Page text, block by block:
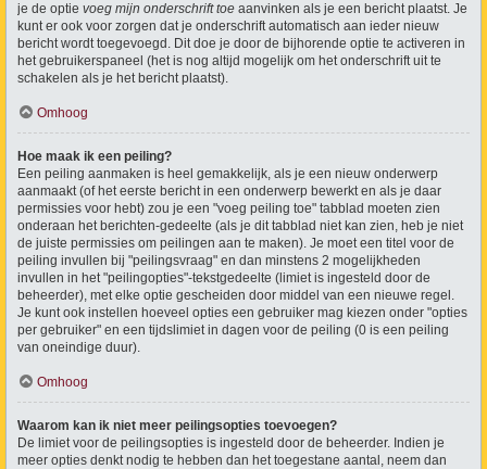
je de optie voeg mijn onderschrift toe aanvinken als je een bericht plaatst. Je
kunt er ook voor zorgen dat je onderschrift automatisch aan ieder nieuw
bericht wordt toegevoegd. Dit doe je door de bijhorende optie te activeren in
het gebruikerspaneel (het is nog altijd mogelijk om het onderschrift uit te
schakelen als je het bericht plaatst).
Omhoog
Hoe maak ik een peiling?
Een peiling aanmaken is heel gemakkelijk, als je een nieuw onderwerp
aanmaakt (of het eerste bericht in een onderwerp bewerkt en als je daar
permissies voor hebt) zou je een "voeg peiling toe" tabblad moeten zien
onderaan het berichten-gedeelte (als je dit tabblad niet kan zien, heb je niet
de juiste permissies om peilingen aan te maken). Je moet een titel voor de
peiling invullen bij "peilingsvraag" en dan minstens 2 mogelijkheden
invullen in het "peilingopties"-tekstgedeelte (limiet is ingesteld door de
beheerder), met elke optie gescheiden door middel van een nieuwe regel.
Je kunt ook instellen hoeveel opties een gebruiker mag kiezen onder "opties
per gebruiker" en een tijdslimiet in dagen voor de peiling (0 is een peiling
van oneindige duur).
Omhoog
Waarom kan ik niet meer peilingsopties toevoegen?
De limiet voor de peilingsopties is ingesteld door de beheerder. Indien je
meer opties denkt nodig te hebben dan het toegestane aantal, neem dan